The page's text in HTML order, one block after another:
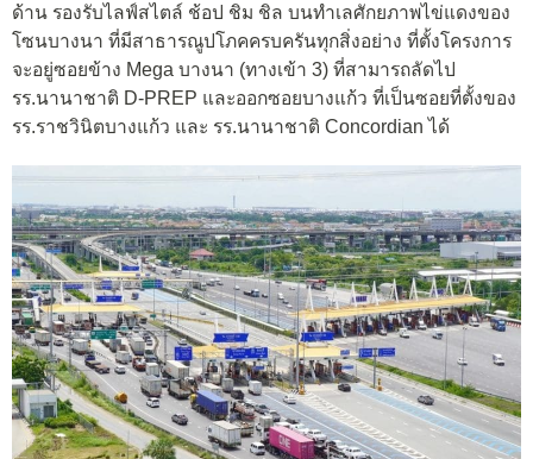
ด้าน รองรับไลฟ์สไตล์ ช้อป ชิม ชิล บนทำเลศักยภาพไข่แดงของ
โซนบางนา ที่มีสาธารณูปโภคครบครันทุกสิ่งอย่าง ที่ตั้งโครงการ
จะอยู่ซอยข้าง Mega บางนา (ทางเข้า 3) ที่สามารถลัดไป
รร.นานาชาติ D-PREP และออกซอยบางแก้ว ที่เป็นซอยที่ตั้งของ
รร.ราชวินิตบางแก้ว และ รร.นานาชาติ Concordian ได้